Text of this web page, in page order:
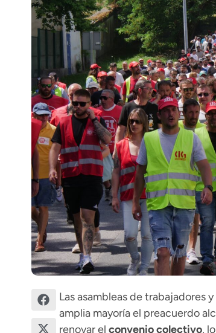
Las asambleas de trabajadores
amplia mayoría el preacuerdo
renovar el convenio colectivo,